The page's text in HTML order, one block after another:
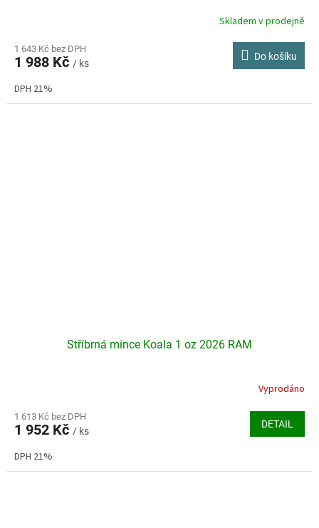
produktu
je
z
5
Skladem v prodejně
1 643 Kč bez DPH
1 988 Kč / ks
Do košíku
DPH 21%
Stříbrná mince Koala 1 oz 2026 RAM
Vyprodáno
1 613 Kč bez DPH
1 952 Kč / ks
DETAIL
DPH 21%